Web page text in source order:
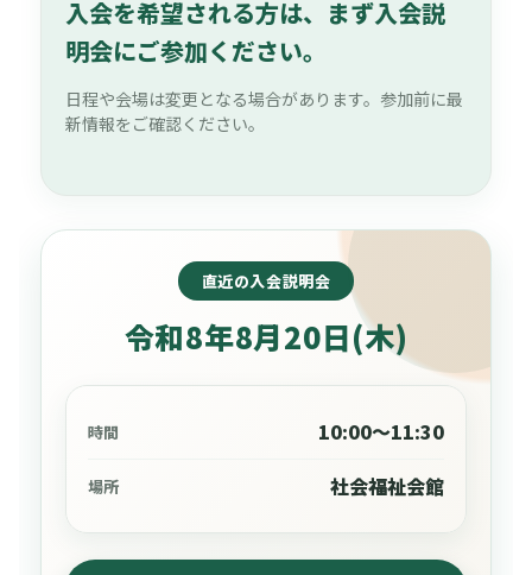
入会を希望される方は、まず入会説
明会にご参加ください。
日程や会場は変更となる場合があります。参加前に最
新情報をご確認ください。
直近の入会説明会
令和8年8月20日(木)
時間 10:00～11:30
場所 社会福祉会館